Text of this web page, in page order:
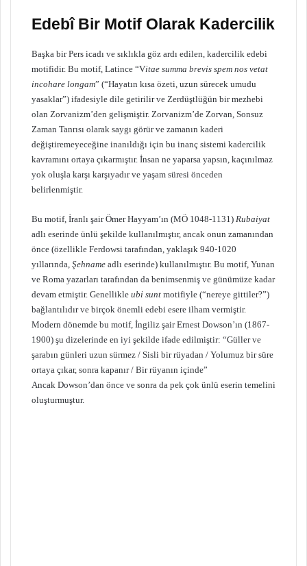
Edebî Bir Motif Olarak Kadercilik
Başka bir Pers icadı ve sıklıkla göz ardı edilen, kadercilik edebi
motifidir. Bu motif, Latince “Vitae summa brevis spem nos vetat
incohare longam” (“Hayatın kısa özeti, uzun sürecek umudu
yasaklar”) ifadesiyle dile getirilir ve Zerdüştlüğün bir mezhebi
olan Zorvanizm’den gelişmiştir. Zorvanizm’de Zorvan, Sonsuz
Zaman Tanrısı olarak saygı görür ve zamanın kaderi
değiştiremeyeceğine inanıldığı için bu inanç sistemi kadercilik
kavramını ortaya çıkarmıştır. İnsan ne yaparsa yapsın, kaçınılmaz
yok oluşla karşı karşıyadır ve yaşam süresi önceden
belirlenmiştir.
Bu motif, İranlı şair Ömer Hayyam’ın (MÖ 1048-1131) Rubaiyat
adlı eserinde ünlü şekilde kullanılmıştır, ancak onun zamanından
önce (özellikle Ferdowsi tarafından, yaklaşık 940-1020
yıllarında, Şehname adlı eserinde) kullanılmıştır. Bu motif, Yunan
ve Roma yazarları tarafından da benimsenmiş ve günümüze kadar
devam etmiştir. Genellikle ubi sunt motifiyle (“nereye gittiler?”)
bağlantılıdır ve birçok önemli edebi esere ilham vermiştir.
Modern dönemde bu motif, İngiliz şair Ernest Dowson’ın (1867-
1900) şu dizelerinde en iyi şekilde ifade edilmiştir: “Güller ve
şarabın günleri uzun sürmez / Sisli bir rüyadan / Yolumuz bir süre
ortaya çıkar, sonra kapanır / Bir rüyanın içinde”
Ancak Dowson’dan önce ve sonra da pek çok ünlü eserin temelini
oluşturmuştur.